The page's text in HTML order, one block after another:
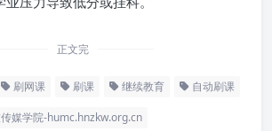
正文完
刷网课 刷课 继续教育 自动刷课
媒学院-humc.hnzkw.org.cn